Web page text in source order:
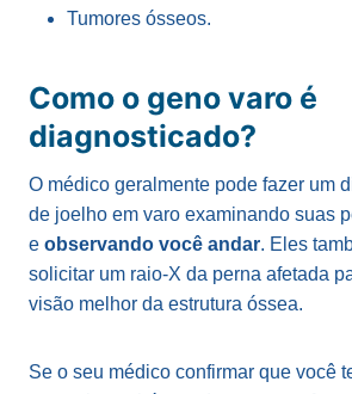
Tumores ósseos.
Como o geno varo é
diagnosticado?
O médico geralmente pode fazer um
de joelho em varo examinando suas
e observando você andar. Eles
solicitar um raio-X da perna afetada
visão melhor da estrutura óssea.
Se o seu médico confirmar que você